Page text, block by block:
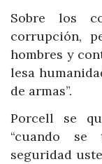
Sobre los
corrupción,
hombres y
lesa
de armas”.
Porcell se
“cuando
seguridad